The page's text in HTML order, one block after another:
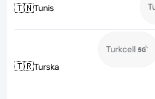
🇹🇳Tunis
🇹🇷Turska
Turkcell